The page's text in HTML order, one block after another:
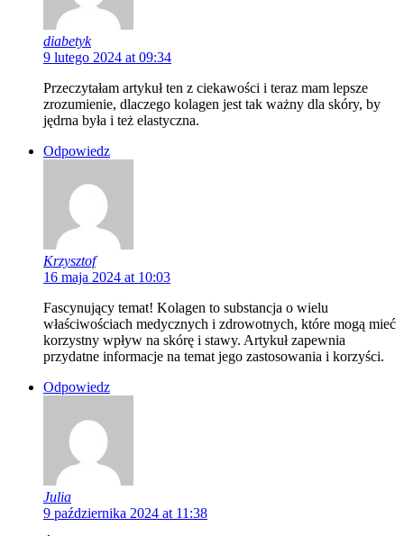
diabetyk
9 lutego 2024 at 09:34
Przeczytałam artykuł ten z ciekawości i teraz mam lepsze
zrozumienie, dlaczego kolagen jest tak ważny dla skóry, by
jędrna była i też elastyczna.
Odpowiedz
Krzysztof
16 maja 2024 at 10:03
Fascynujący temat! Kolagen to substancja o wielu
właściwościach medycznych i zdrowotnych, które mogą mieć
korzystny wpływ na skórę i stawy. Artykuł zapewnia
przydatne informacje na temat jego zastosowania i korzyści.
Odpowiedz
Julia
9 października 2024 at 11:38